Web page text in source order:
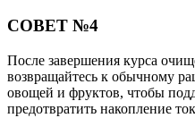
СОВЕТ №4
После завершения курса
возвращайтесь к обычному
овощей и фруктов, чтобы
предотвратить накопление